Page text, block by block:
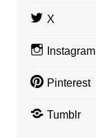
X
Instagram
Pinterest
Tumblr